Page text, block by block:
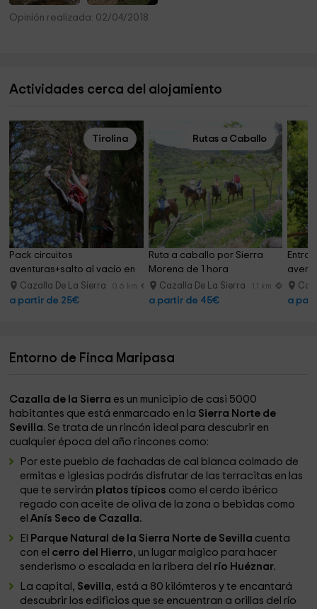
Opinión realizada: 02/04/2018
Actividades cerca del alojamiento
Tirolina
Pack circuitos
aventuras+salto al vacío en
Cazalla
Cazalla De La Sierra 0.6 km
a partir de 25€
Rutas a Caballo
Ruta a caballo por Sierra
Morena de 1 hora
Cazalla De La Sierra 1.1 km
a partir de 45€ a
Entorno de Finca Maripasa
Cazalla de la Sierra es un municipio de casi 5000
habitantes que está enmarcado en la Sierra Norte de
Sevilla. Se trata de un rincón ideal para descubrir en
cualquier época del año rincones como:
Por este pueblo de fachadas de cal blanca colmado de
ermitas e iglesias podrás disfrutar de las terracitas en las
que te servirán platos típicos como el cerdo ibérico
regado con aceite de oliva de la zona o bebidas como
elAnís Seco de Cazalla.
El
Parque Natural de la Sierra Norte de Sevilla cuenta
con el cerro del Hierro, un lugar maigico para hacer
senderismo o escalada en la ribera del río Huéznar.
La capital, Sevilla, está a 80 kilómteros y te encantará
descubrir los edificios que se encuentran a orillas del río